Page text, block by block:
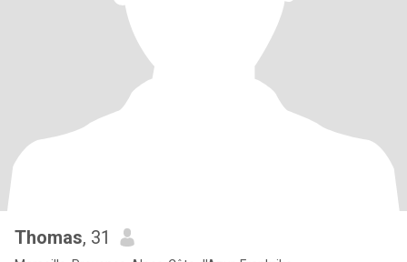
Thomas, 31